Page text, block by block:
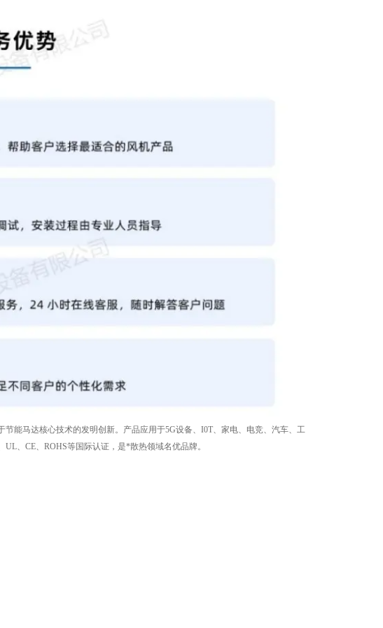
能马达核心技术的发明创新。产品应用于5G设备、I0T、家电、电竞、汽车、工
、CE、ROHS等国际认证，是*散热领域名优品牌。